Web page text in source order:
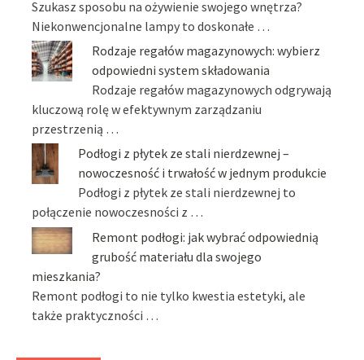
Szukasz sposobu na ożywienie swojego wnętrza?
Niekonwencjonalne lampy to doskonałe …
Rodzaje regałów magazynowych: wybierz
odpowiedni system składowania
Rodzaje regałów magazynowych odgrywają
kluczową rolę w efektywnym zarządzaniu
przestrzenią …
Podłogi z płytek ze stali nierdzewnej –
nowoczesność i trwałość w jednym produkcie
Podłogi z płytek ze stali nierdzewnej to
połączenie nowoczesności z …
Remont podłogi: jak wybrać odpowiednią
grubość materiału dla swojego
mieszkania?
Remont podłogi to nie tylko kwestia estetyki, ale
także praktyczności …